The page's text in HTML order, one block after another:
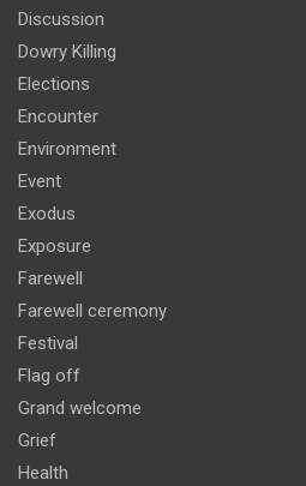
Discussion
Dowry Killing
Elections
Encounter
Environment
Event
Exodus
Exposure
Farewell
Farewell ceremony
Festival
Flag off
Grand welcome
Grief
Health